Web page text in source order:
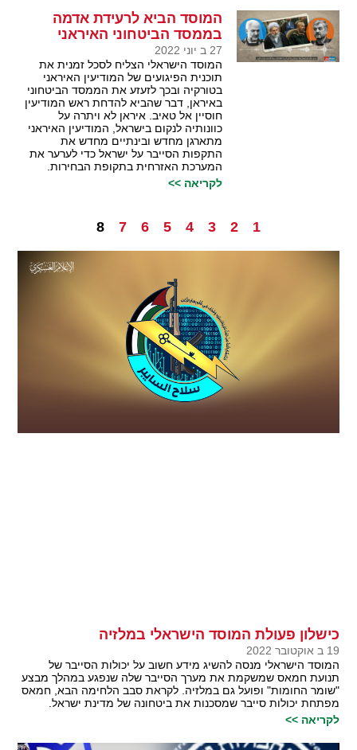
המוסד הביא לרעידת אדמה
בממסד הביטחוני האיראני
27 ב יוני 2022
המוסד הישראלי הצליח לסכל זמנית את
תוכנית הפיגועים של המודיעין האיראני
בטורקיה ובכך לזעזע את הממסד הביטחוני
באיראן, דבר שהביא להדחת ראש המודיעין
חוסיין אל טאיב. איראן לא ויתרה על
כוונותיה לנקום בישראל, המודיעין האיראני
מתארגן מחדש ובינתיים מחדש את
התקפות הסייבר על ישראל כדי לערער את
המערכת האזרחית בתקופת הבחירות.
לקריאה >>
1
2
3
4
5
6
7
8
כישלון פעולת המוסד הישראלי במלזיה
19 ב אוקטובר 2022
המוסד הישראלי מנסה להשיג מידע חשוב על יכולות הסייבר של
תנועת חמאס שמשקמת את מערך הסייבר שלה שנפגע במהלך מבצע
"שומר החומות" ופועל גם במלזיה. לקראת סבב הלחימה הבא, חמאס
מפתחת יכולות סייבר שמסכנות את ביטחונה של מדינת ישראל.
לקריאה >>